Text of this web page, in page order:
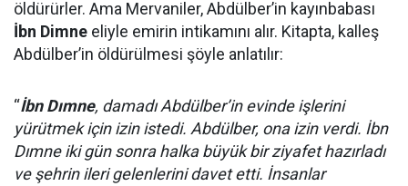
öldürürler. Ama Mervaniler, Abdülber’in kayınbabası
İbn Dimne eliyle emirin intikamını alır. Kitapta, kalleş
Abdülber’in öldürülmesi şöyle anlatılır:
“İbn Dımne, damadı Abdülber’in evinde işlerini
yürütmek için izin istedi. Abdülber, ona izin verdi. İbn
Dımne iki gün sonra halka büyük bir ziyafet hazırladı
ve şehrin ileri gelenlerini davet etti. İnsanlar